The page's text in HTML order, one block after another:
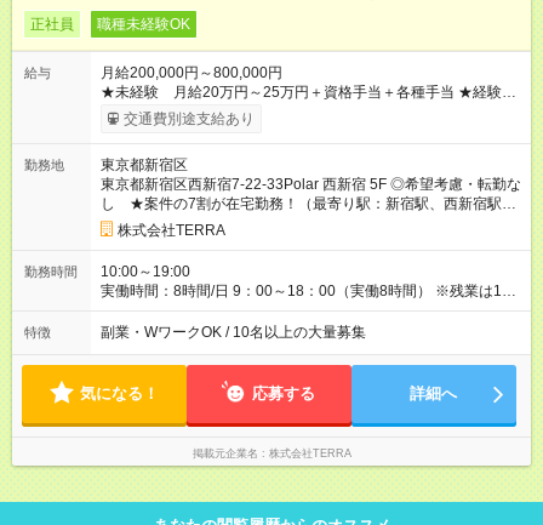
正社員 職種未経験OK
給与
月給200,000円～800,000円
★未経験 月給20万円～25万円＋資格手当＋各種手当 ★経験
者 前職給与保証 月給30万～80万円＋資格手当＋各種手当 ※年
齢・経験・能力を考慮のうえ、決定します。 ※試用期間は、6ヶ
年で給料倍にした実績あり ★ライフワークバランスの両立で満
足度充実 【試用期間】試用期間あり 試用期間の長さ：6ヶ月 雇
用形態、給与は本採用時と同じです。
交通費別途支給あり
勤務地
東京都新宿区
東京都新宿区西新宿7-22-33Polar 西新宿 5F ◎希望考慮・転勤な
し ★案件の7割が在宅勤務！（最寄り駅：新宿駅、西新宿駅、
新宿西口駅、大久保駅、
株式会社TERRA
勤務時間
10:00～19:00
実働時間：8時間/日 9：00～18：00（実働8時間） ※残業は1ヶ
月合計で5～10時間ほど。定時に帰宅できることがほとんどで
す。 ※プロジェクト先により一部異なります。
特徴 副業・WワークOK / 10名以上の大量募集
気になる！ 応募する 詳細へ
掲載元企業名 株式会社TERRA